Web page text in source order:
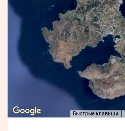
Быстрые клавиши